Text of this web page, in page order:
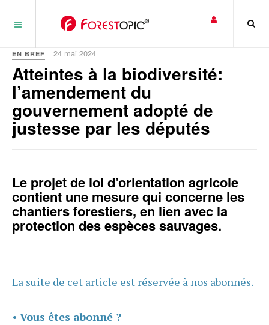
EN BREF 24 mai 2024
Atteintes à la biodiversité:
l’amendement du
gouvernement adopté de
justesse par les députés
Le projet de loi d’orientation agricole
contient une mesure qui concerne les
chantiers forestiers, en lien avec la
protection des espèces sauvages.
La suite de cet article est réservée à nos abonnés.
• Vous êtes abonné ?